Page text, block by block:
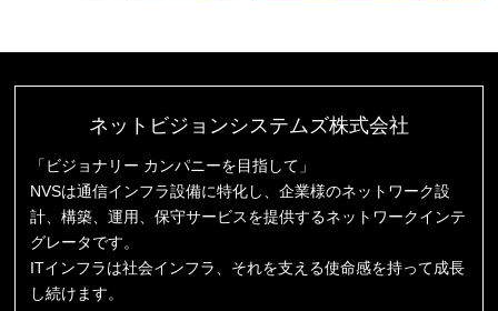
ネットビジョンシステムズ株式会社
「ビジョナリー カンパニーを目指して」
NVSは通信インフラ設備に特化し、企業様のネットワーク設
計、構築、運用、保守サービスを提供するネットワークインテ
グレータです。
ITインフラは社会インフラ、それを支える使命感を持って成長
し続けます。